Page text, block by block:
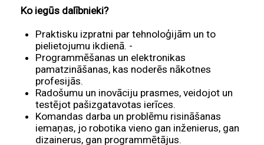
Ko iegūs dalībnieki?
Praktisku izpratni par tehnoloģijām un to
pielietojumu ikdienā. -
Programmēšanas un elektronikas
pamatzināšanas, kas noderēs nākotnes
profesijās.
Radošumu un inovāciju prasmes, veidojot un
testējot pašizgatavotas ierīces.
Komandas darba un problēmu risināšanas
iemaņas, jo robotika vieno gan inženierus, gan
dizainerus, gan programmētājus.